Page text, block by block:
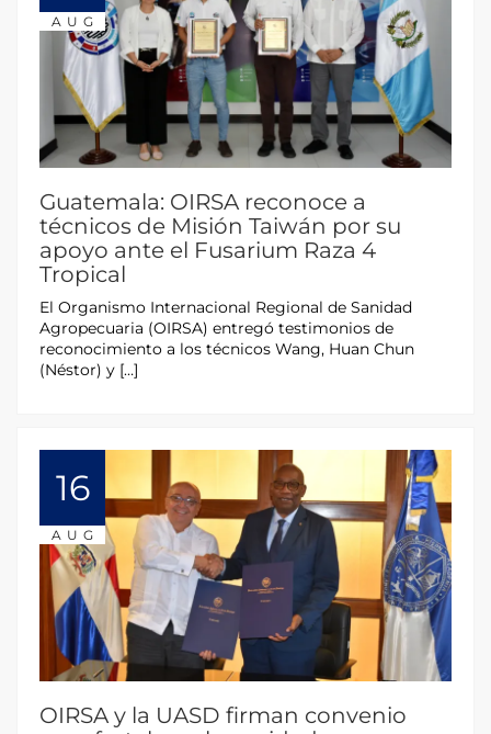
AUG
Guatemala: OIRSA reconoce a
técnicos de Misión Taiwán por su
apoyo ante el Fusarium Raza 4
Tropical
El Organismo Internacional Regional de Sanidad
Agropecuaria (OIRSA) entregó testimonios de
reconocimiento a los técnicos Wang, Huan Chun
(Néstor) y […]
16
AUG
OIRSA y la UASD firman convenio